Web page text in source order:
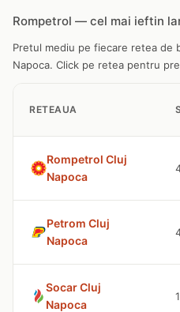
Rompetrol — cel mai ieftin
Pretul mediu pe fiecare retea de
Napoca. Click pe retea pentru
RETEAUA
Rompetrol Cluj
Napoca
Petrom Cluj
Napoca
Socar Cluj
Napoca
1